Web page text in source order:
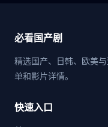
必看国产剧
精选国产、日韩、欧美
单和影片详情。
快速入口